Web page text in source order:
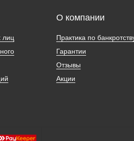
лиц
О компании
Практика по
Гарантии
Отзывы
Акции